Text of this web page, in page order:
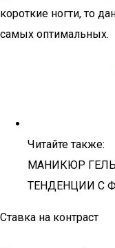
короткие ногти, то
самых оптимальных.
Читайте также:
МАНИКЮР
ТЕНДЕНЦИИ С
Ставка на контраст